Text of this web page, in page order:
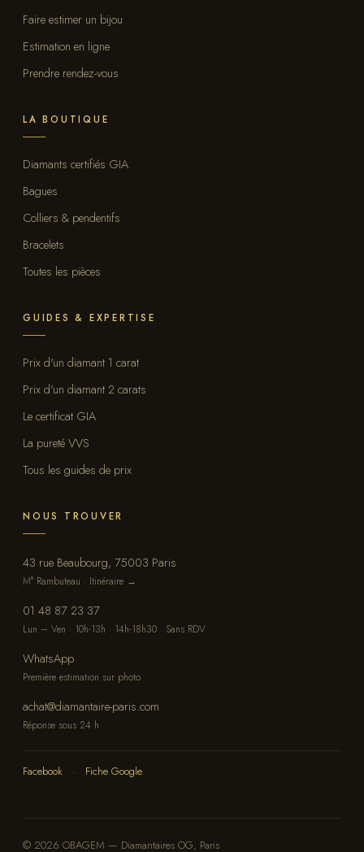
Faire estimer un bijou
Estimation en ligne
Prendre rendez-vous
LA BOUTIQUE
Diamants certifiés GIA
Bagues
Colliers & pendentifs
Bracelets
Toutes les pièces
GUIDES & EXPERTISE
Prix d'un diamant 1 carat
Prix d'un diamant 2 carats
Le certificat GIA
La pureté VVS
Tous les guides de prix
NOUS TROUVER
43 rue Beaubourg, 75003 Paris
M° Rambuteau · Itinéraire →
01 48 87 23 37
Lun – Ven · 10h-13h · 14h-18h30 · Sans RDV
WhatsApp
Première estimation sur photo
achat@diamantaire-paris.com
Réponse sous 24 h
Facebook · Fiche Google
© 2026 OBAGEM — Diamantaires OG, Paris